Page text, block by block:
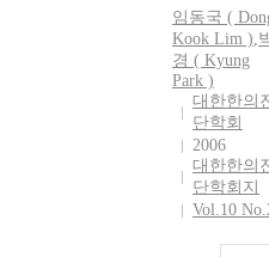
임동국 (
Kook Lim ),
경 ( Kyung
Park )
대한한의
단학회
2006
대한한의
단학회지
Vol.10